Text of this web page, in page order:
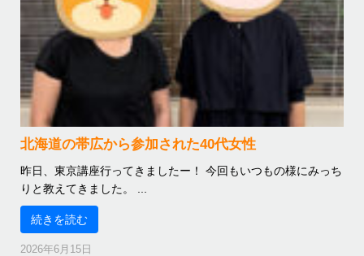
北海道の帯広から参加された40代女性
昨日、東京講座行ってきましたー！ 今回もいつもの様にみっち
りと教えてきました。 ...
続きを読む
2026年6月15日